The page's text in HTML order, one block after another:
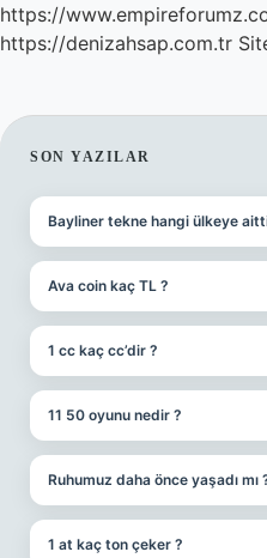
Hakkımızda
https://
https://denizahsap.com.tr
SIDEBAR
SON YAZILAR
Bayliner tekne hangi ülkeye
Ava coin kaç TL ?
1 cc kaç cc’dir ?
11 50 oyunu nedir ?
Ruhumuz daha önce yaşadı mı
1 at kaç ton çeker ?